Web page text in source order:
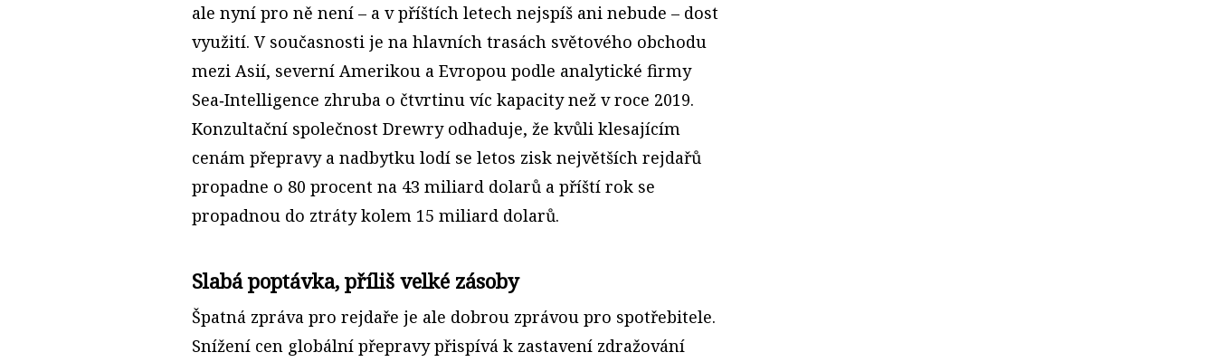
ale nyní pro ně není – a v příštích letech nejspíš ani nebude – dost
využití. V současnosti je na hlavních trasách světového obchodu
mezi Asií, severní Amerikou a Evropou podle analytické firmy
Sea‑Intelligence zhruba o čtvrtinu víc kapacity než v roce 2019.
Konzultační společnost Drewry odhaduje, že kvůli klesajícím
cenám přepravy a nadbytku lodí se letos zisk největších rejdařů
propadne o 80 procent na 43 miliard dolarů a příští rok se
propadnou do ztráty kolem 15 miliard dolarů.
Slabá poptávka, příliš velké zásoby
Špatná zpráva pro rejdaře je ale dobrou zprávou pro spotřebitele.
Snížení cen globální přepravy přispívá k zastavení zdražování